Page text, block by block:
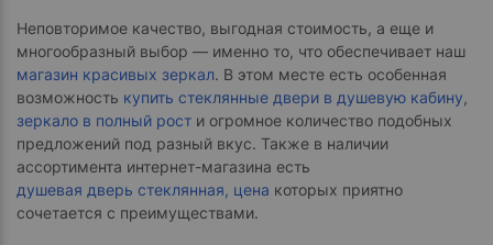
Неповторимое качество, выгодная стоимость, а еще и
многообразный выбор — именно то, что обеспечивает наш
магазин красивых зеркал. В этом месте есть особенная
возможность купить стеклянные двери в душевую кабину,
зеркало в полный рост и огромное количество подобных
предложений под разный вкус. Также в наличии
ассортимента интернет-магазина есть
душевая дверь стеклянная, цена которых приятно
сочетается с преимуществами.